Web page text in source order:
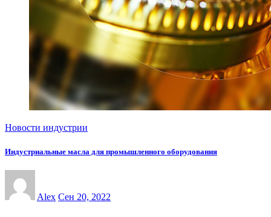
Новости индустрии
Индустриальные масла для промышленного оборудования
Alex Сен 20, 2022